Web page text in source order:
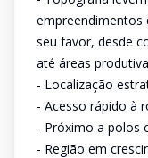
empreendimentos
seu favor, desde
até áreas
- Localização
- Acesso rápido à
- Próximo a polos
- Região em